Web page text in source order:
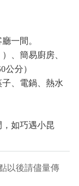
一間。
、簡易廚房、
分）
、電鍋、熱水
如巧遇小昆
以後請儘量傳